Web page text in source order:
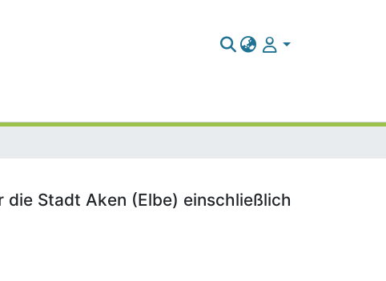
Stadt Aken (Elbe) einschließlich